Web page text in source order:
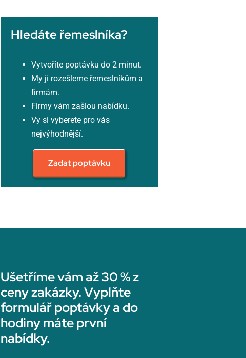
Hledáte řemeslníka?
Vytvoříte poptávku do 2 minut.
My ji rozešleme řemeslníkům a
firmám.
Firmy vám zašlou nabídku.
Vy si vyberete pro vás
nejvýhodnější.
Zadat poptávku
Ušetříme vám až 30 % z
ceny zakázky. Vyplňte
formulář poptávky a do
hodiny máte první
nabídky.